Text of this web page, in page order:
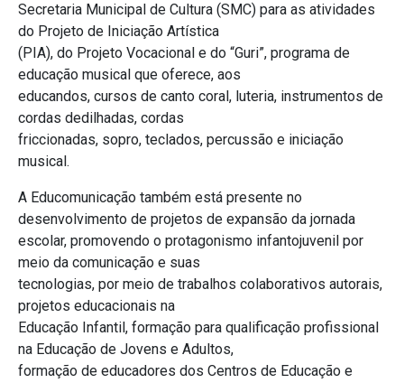
Secretaria Municipal de Cultura (SMC) para as atividades
do Projeto de Iniciação Artística
(PIA), do Projeto Vocacional e do “Guri”, programa de
educação musical que oferece, aos
educandos, cursos de canto coral, luteria, instrumentos de
cordas dedilhadas, cordas
friccionadas, sopro, teclados, percussão e iniciação
musical.
A Educomunicação também está presente no
desenvolvimento de projetos de expansão da jornada
escolar, promovendo o protagonismo infantojuvenil por
meio da comunicação e suas
tecnologias, por meio de trabalhos colaborativos autorais,
projetos educacionais na
Educação Infantil, formação para qualificação profissional
na Educação de Jovens e Adultos,
formação de educadores dos Centros de Educação e